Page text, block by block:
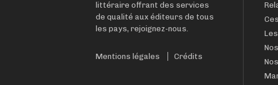
littéraire offrant des services
de qualité aux éditeurs de tous
les pays, rejoignez-nous.
Mentions légales Crédits